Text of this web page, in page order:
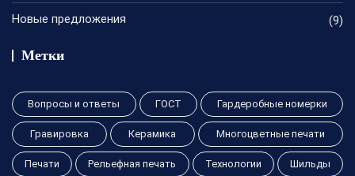
Новые предложения (9)
Метки
Вопросы и ответы ГОСТ Гардеробные номерки
Гравировка Керамика Многоцветные печати
Печати Рельефная печать Технологии Шильды